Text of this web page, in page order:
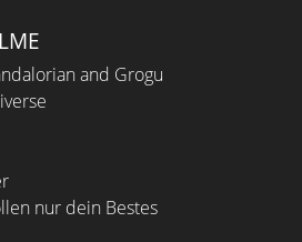
and Grogu
nur dein Bestes